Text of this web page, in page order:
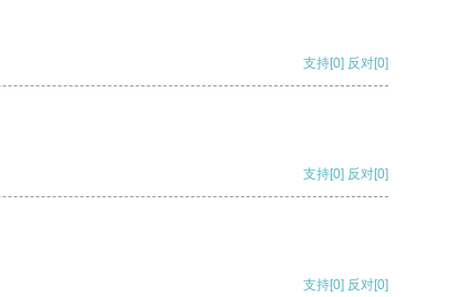
支持[0] 反对[0]
支持[0] 反对[0]
支持[0] 反对[0]